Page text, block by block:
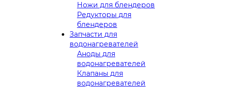
Ножи для блендеров
Редукторы для
блендеров
Запчасти для
водонагревателей
Аноды для
водонагревателей
Клапаны для
водонагревателей